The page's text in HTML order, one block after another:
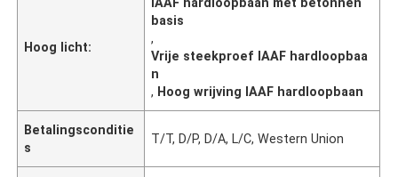
Hoog licht:
basis
,
Vrije steekproef IAAF hardloopbaa
n
, Hoog wrijving IAAF hardloopbaan
Betalingsconditie
s
T/T, D/P, D/A, L/C, Western Union